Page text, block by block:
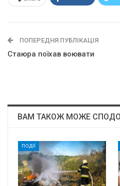
ПОПЕРЕДНЯ ПУБЛІКАЦІЯ
Стаюра поїхав воювати
ВАМ ТАКОЖ МОЖЕ
ПОДІЇ